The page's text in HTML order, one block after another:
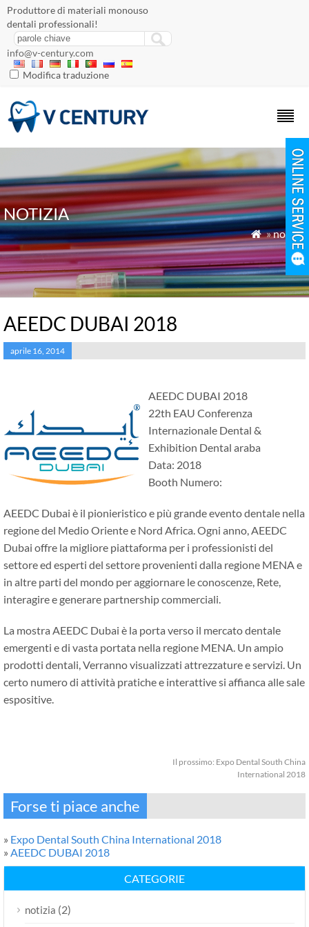
Produttore di materiali monouso
dentali professionali!
info@v-century.com
Modifica traduzione
NOTIZIA
 »notizia
AEEDC DUBAI 2018
aprile 16, 2014
AEEDC DUBAI 2018
22th EAU Conferenza
Internazionale Dental &
Exhibition Dental araba
Data: 2018
Booth Numero:
AEEDC Dubai è il pionieristico e più grande evento dentale nella
regione del Medio Oriente e Nord Africa. Ogni anno, AEEDC
Dubai offre la migliore piattaforma per i professionisti del
settore ed esperti del settore provenienti dalla regione MENA e
in altre parti del mondo per aggiornare le conoscenze, Rete,
interagire e generare partnership commerciali.
La mostra AEEDC Dubai è la porta verso il mercato dentale
emergenti e di vasta portata nella regione MENA. Un ampio
prodotti dentali, Verranno visualizzati attrezzature e servizi. Un
certo numero di attività pratiche e interattive si affianca alle sale
espositive.
Il prossimo: Expo Dental South China
International 2018
Forse ti piace anche
» Expo Dental South China International 2018
» AEEDC DUBAI 2018
CATEGORIE
notizia (2)